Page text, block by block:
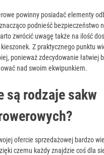
powinny posiadać elementy
podnieść bezpieczeństwo
zwrócić uwagę także na ilość
Z praktycznego punktu
ponieważ zdecydowanie łatwiej
nad swoim ekwipunkiem.
są rodzaje sakw
ofercie sprzedażowej bardzo
czemu każdy znajdzie coś dla